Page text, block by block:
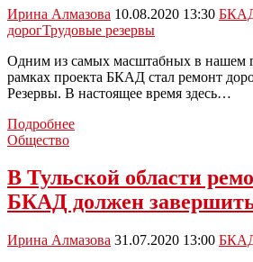
объектов
протяженностью
около
144
км
Ирина Алмазова 10.08.2020 13:30
дорогТрудовые резервы
Одним из самых масштабных в нашем
рамках проекта БКАД стал ремонт
Резервы. В настоящее время здесь…
ПодробнееТрудовые
Новомосковске
в
стадии
Общество
В Тульской области
БКАД должен
Ирина Алмазова 31.07.2020 13:00